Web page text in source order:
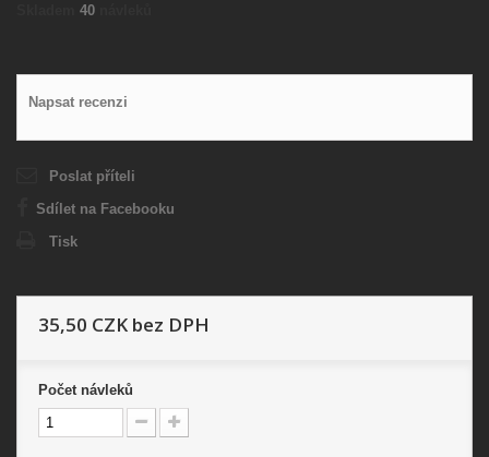
40
Napsat recenzi
Poslat příteli
Sdílet na Facebooku
Tisk
35,50 CZK bez DPH
Počet návleků